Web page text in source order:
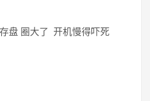
盘 圈大了 开机慢得吓死